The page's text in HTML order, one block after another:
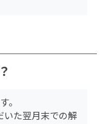
。
いた翌月末での解